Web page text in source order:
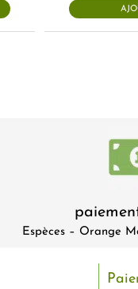
Espèces – Orange